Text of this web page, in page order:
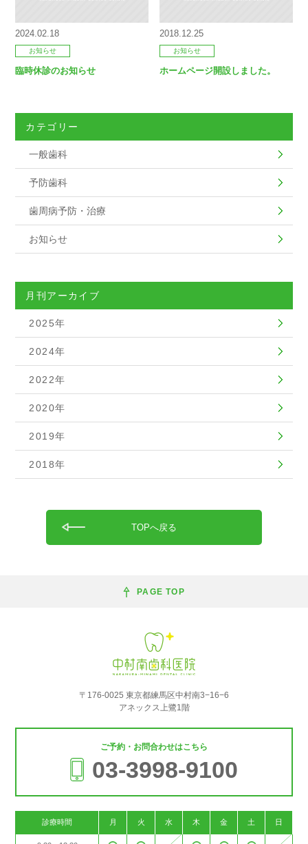
2024.02.18
お知らせ
臨時休診のお知らせ
2018.12.25
お知らせ
ホームページ開設しました。
カテゴリー
一般歯科
予防歯科
歯周病予防・治療
お知らせ
月刊アーカイブ
2025年
2024年
2022年
2020年
2019年
2018年
TOPへ戻る
PAGE TOP
〒176-0025 東京都練馬区中村南3−16−6
アネックス上鷺1階
ご予約・お問合わせはこちら
03-3998-9100
診療時間 月 火 水 木 金 土 日